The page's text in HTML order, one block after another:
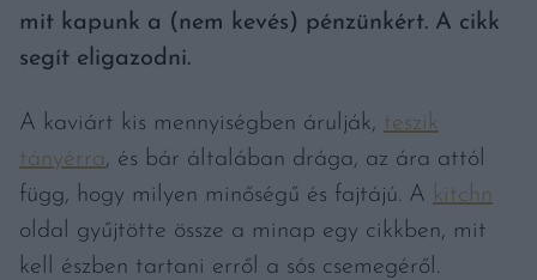
mit kapunk a (nem kevés) pénzünkért. A cikk
segít eligazodni.
A kaviárt kis mennyiségben árulják, teszik
tányérra, és bár általában drága, az ára attól
függ, hogy milyen minőségű és fajtájú. A kitchn
oldal gyűjtötte össze a minap egy cikkben, mit
kell észben tartani erről a sós csemegéről.